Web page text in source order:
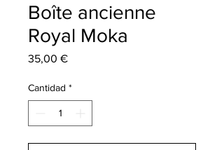
Boîte ancienne
Royal Moka
35,00 €Precio
Cantidad *